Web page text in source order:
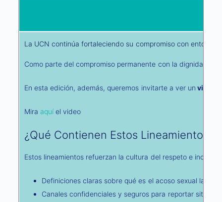
La UCN continúa fortaleciendo su compromiso con
Como parte del compromiso permanente con la dignidad
En esta edición, además, queremos invitarte a ver un video
Mira aquíel video
¿Qué Contienen Estos Lineamientos?
Estos lineamientos refuerzan la cultura del respeto e
Definiciones claras sobre qué es el acoso sexual
Canales confidenciales y seguros para reportar